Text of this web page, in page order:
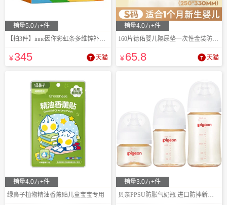
销量5.0万+件
【拍3件】inne因你彩虹条多维锌补充剂
¥345 天猫
销量4.0万+件
160片德佑婴儿隔尿垫一次性金装防水透气
¥65.8 天猫
销量4.0万+件
绿鼻子植物精油香薰贴儿童宝宝专用
销量3.0万+件
贝亲PPSU防胀气奶瓶 进口防摔新生儿专用